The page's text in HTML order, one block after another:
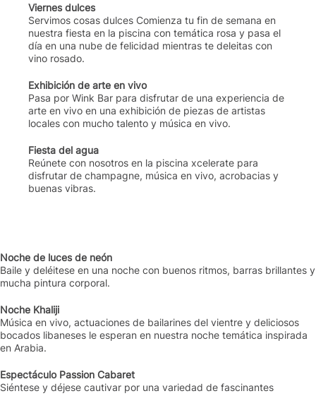
Viernes dulces
Servimos cosas dulces Comienza tu fin de semana en
nuestra fiesta en la piscina con temática rosa y pasa el
día en una nube de felicidad mientras te deleitas con
vino rosado.
Exhibición de arte en vivo
Pasa por Wink Bar para disfrutar de una experiencia de
arte en vivo en una exhibición de piezas de artistas
locales con mucho talento y música en vivo.
Fiesta del agua
Reúnete con nosotros en la piscina xcelerate para
disfrutar de champagne, música en vivo, acrobacias y
buenas vibras.
Noche de luces de neón
Baile y deléitese en una noche con buenos ritmos, barras brillantes y
mucha pintura corporal.
Noche Khaliji
Música en vivo, actuaciones de bailarines del vientre y deliciosos
bocados libaneses le esperan en nuestra noche temática inspirada
en Arabia.
Espectáculo Passion Cabaret
Siéntese y déjese cautivar por una variedad de fascinantes